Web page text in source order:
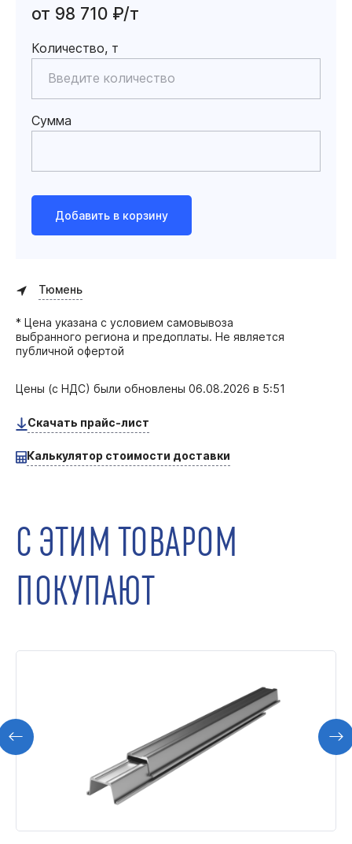
от 98 710 ₽/т
Количество, т
Сумма
Добавить в корзину
Тюмень
* Цена указана с условием самовывоза
выбранного региона и предоплаты. Не является
публичной офертой
Цены (с НДС) были обновлены 06.08.2026 в 5:51
Скачать прайс-лист
Калькулятор стоимости доставки
С ЭТИМ ТОВАРОМ
ПОКУПАЮТ